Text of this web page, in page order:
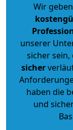
Wir
unserer
sicher sein,
sicher
haben die
und